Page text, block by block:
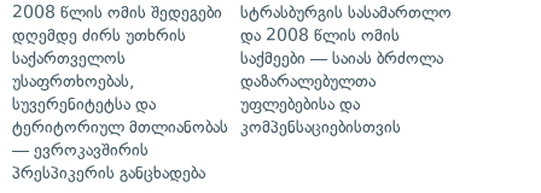
2008 წლის ომის შედეგები
დღემდე ძირს უთხრის
საქართველოს
უსაფრთხოებას,
სუვერენიტეტსა და
ტერიტორიულ მთლიანობას
— ევროკავშირის
პრესპიკერის განცხადება
სტრასბურგის სასამართლო
და 2008 წლის ომის
საქმეები — საიას ბრძოლა
დაზარალებულთა
უფლებებისა და
კომპენსაციებისთვის